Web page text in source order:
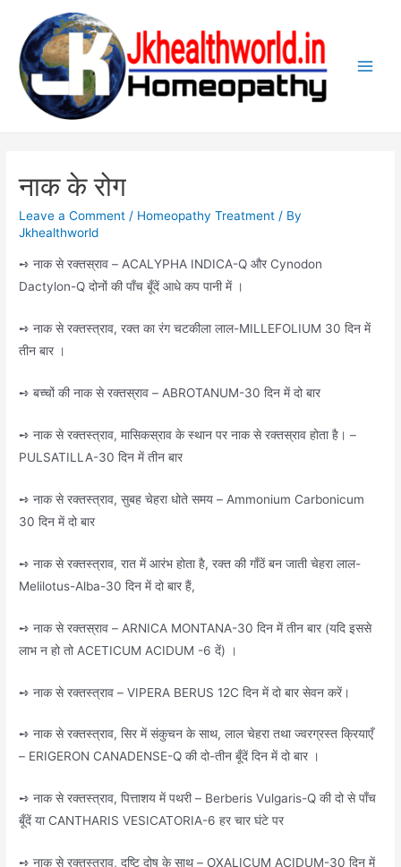
content
नाक के रोग
Leave a Comment / Homeopathy Treatment / By
Jkhealthworld
➺ नाक से रक्तस्राव – ACALYPHA INDICA-Q और Cynodon
Dactylon-Q दोनों की पाँच बूँदें आधे कप पानी में ।
➺ नाक से रक्तस्त्राव, रक्त का रंग चटकीला लाल-MILLEFOLIUM 30 दिन में
तीन बार ।
➺ बच्चों की नाक से रक्तस्राव – ABROTANUM-30 दिन में दो बार
➺ नाक से रक्तस्त्राव, मासिकस्राव के स्थान पर नाक से रक्तस्राव होता है। –
PULSATILLA-30 दिन में तीन बार
➺ नाक से रक्तस्त्राव, सुबह चेहरा धोते समय – Ammonium Carbonicum
30 दिन में दो बार
➺ नाक से रक्तस्त्राव, रात में आरंभ होता है, रक्त की गाँठें बन जाती चेहरा लाल-
Melilotus-Alba-30 दिन में दो बार हैं,
➺ नाक से रक्तस्राव – ARNICA MONTANA-30 दिन में तीन बार (यदि इससे
लाभ न हो तो ACETICUM ACIDUM -6 दें) ।
➺ नाक से रक्तस्त्राव – VIPERA BERUS 12C दिन में दो बार सेवन करें।
➺ नाक से रक्तस्त्राव, सिर में संकुचन के साथ, लाल चेहरा तथा ज्वरग्रस्त क्रियाएँ
– ERIGERON CANADENSE-Q की दो-तीन बूँदें दिन में दो बार ।
➺ नाक से रक्तस्त्राव, पित्ताशय में पथरी – Berberis Vulgaris-Q की दो से पाँच
बूँदें या CANTHARIS VESICATORIA-6 हर चार घंटे पर
➺ नाक से रक्तस्त्राव, दृष्टि दोष के साथ – OXALICUM ACIDUM-30 दिन में